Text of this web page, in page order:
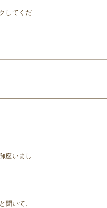
してくだ
座いまし
聞いて、